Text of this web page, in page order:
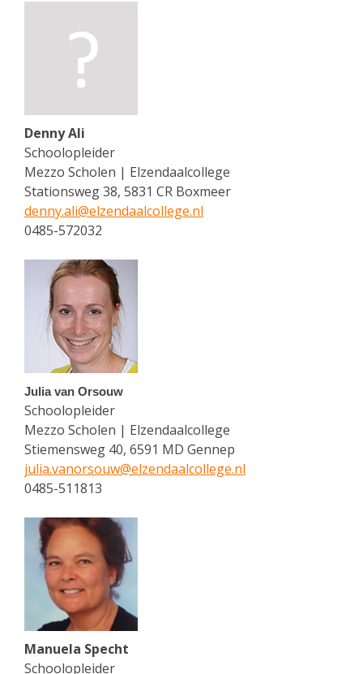
Denny Ali
Schoolopleider
Mezzo Scholen | Elzendaalcollege
Stationsweg 38, 5831 CR Boxmeer
denny.ali@elzendaalcollege.nl
0485-572032
Julia van Orsouw
Schoolopleider
Mezzo Scholen | Elzendaalcollege
Stiemensweg 40, 6591 MD Gennep
julia.vanorsouw@elzendaalcollege.nl
0485-511813
Manuela Specht
Schoolopleider